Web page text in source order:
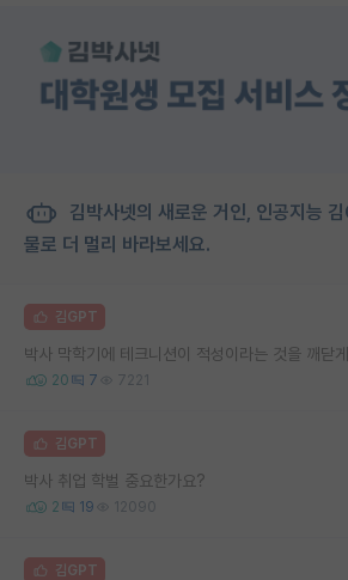
김박사넷의 새로운 거인, 인공지능
물로 더 멀리 바라보세요.
김GPT
20 7 7221
김GPT
박사 취업 학벌 중요한가요?
2 19 12090
김GPT